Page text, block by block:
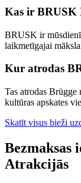
Kas ir BRUSK
BRUSK ir
laikmetīgajai
Kur atrodas
Tas atrodas
kultūras apskates
Skatīt visus bieži
Bezmaksas
Atrakcijās